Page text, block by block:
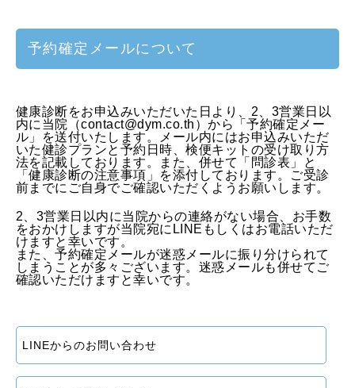
予約確定メールについて
健康診断をお申込みいただいた日より、2、3営業日以
内に当院（contact@dym.co.th）から「予約確定メー
ル」を送付いたします。メール内にはお申込みいただ
いた健診プランと予約日時、検便キットの受け取り方
法を記載しております。また、併せて「問診表」と
「健康診断の注意事項」を添付しております。ご受診
前までにご自身でご確認いただくようお願いします。
2、3営業日以内に当院からの連絡がない場合、お手数
をおかけしますが当院宛にLINEもしくはお電話いただ
けますと幸いです。
また、予約確定メールが迷惑メールに振り分けられて
しまうことが多々ございます。迷惑メールも併せてご
確認いただけますと幸いです。
LINEからのお問い合わせ